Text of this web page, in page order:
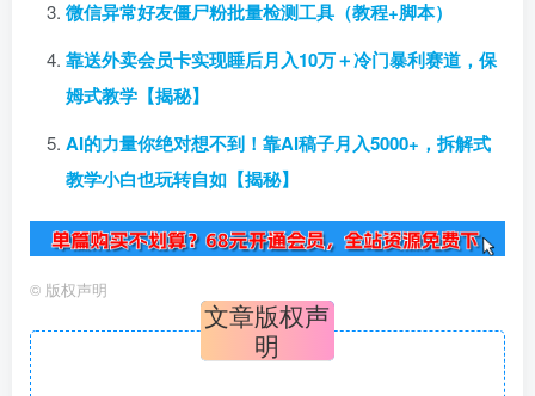
微信异常好友僵尸粉批量检测工具（教程+脚本）
靠送外卖会员卡实现睡后月入10万＋冷门暴利赛道，保
姆式教学【揭秘】
AI的力量你绝对想不到！靠AI稿子月入5000+，拆解式
教学小白也玩转自如【揭秘】
© 版权声明
文章版权声
明